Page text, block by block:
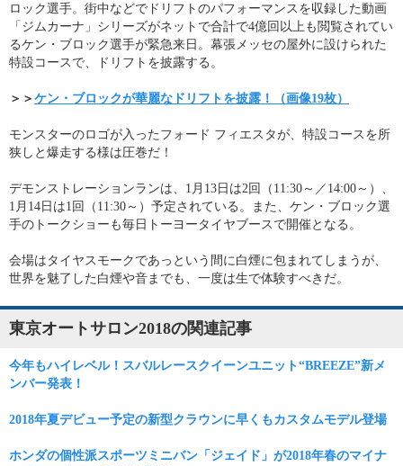
ロック選手。街中などでドリフトのパフォーマンスを収録した動画
「ジムカーナ」シリーズがネットで合計で4億回以上も閲覧されてい
るケン・ブロック選手が緊急来日。幕張メッセの屋外に設けられた
特設コースで、ドリフトを披露する。
＞＞ ケン・ブロックが華麗なドリフトを披露！（画像19枚）
モンスターのロゴが入ったフォード フィエスタが、特設コースを所
狭しと爆走する様は圧巻だ！
デモンストレーションランは、1月13日は2回（11:30～／14:00～）、
1月14日は1回（11:30～）予定されている。また、ケン・ブロック選
手のトークショーも毎日トーヨータイヤブースで開催となる。
会場はタイヤスモークであっという間に白煙に包まれてしまうが、
世界を魅了した白煙や音までも、一度は生で体験すべきだ。
東京オートサロン2018の関連記事
今年もハイレベル！スバルレースクイーンユニット“BREEZE”新メ
ンバー発表！
2018年夏デビュー予定の新型クラウンに早くもカスタムモデル登場
ホンダの個性派スポーツミニバン「ジェイド」が2018年春のマイナ